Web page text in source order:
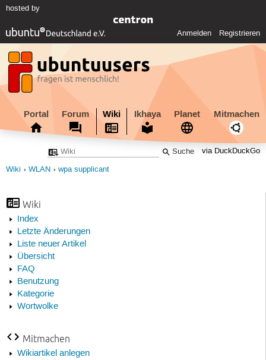
hosted by
Anmelden Registrieren
Portal Forum Wiki Ikhaya Planet Mitmachen
via DuckDuckGo
Wiki WLAN wpa supplicant
Wiki
Index
Letzte Änderungen
Liste neuer Artikel
Übersicht
FAQ
Benutzung
Kategorie
Wortwolke
Mitmachen
Wikiartikel anlegen